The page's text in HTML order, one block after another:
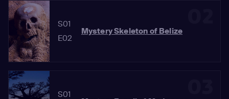
S01
E02
Mystery Skeleton of Belize
S01